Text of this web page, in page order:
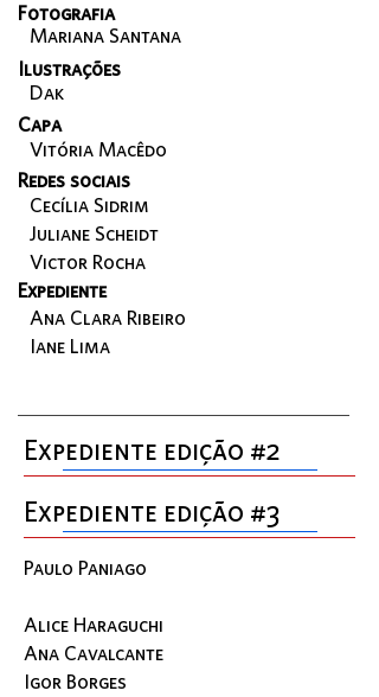
Fotografia
Ilustrações
Capa
Redes sociais
Expediente
Mariana Santana
Dak
Vitória Macêdo
Cecília Sidrim
Juliane Scheidt
Victor Rocha
Ana Clara Ribeiro
Iane Lima
Expediente edição #2
Expediente edição #3
Paulo Paniago
Alice Haraguchi
Ana Cavalcante
Igor Borges